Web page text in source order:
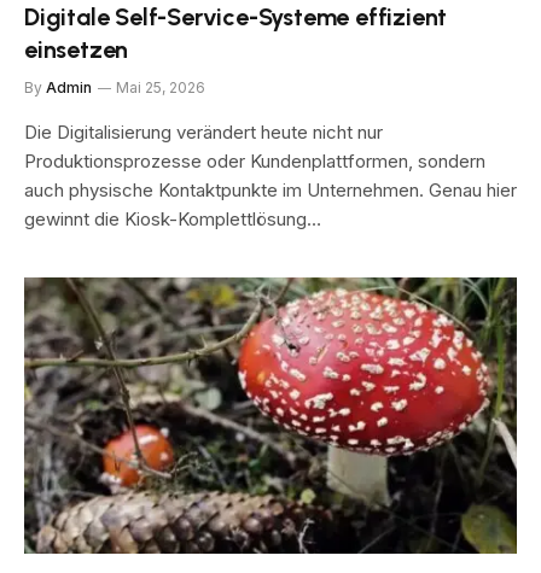
Digitale Self-Service-Systeme effizient
einsetzen
By Admin Mai 25, 2026
Die Digitalisierung verändert heute nicht nur
Produktionsprozesse oder Kundenplattformen, sondern
auch physische Kontaktpunkte im Unternehmen. Genau hier
gewinnt die Kiosk-Komplettlösung…